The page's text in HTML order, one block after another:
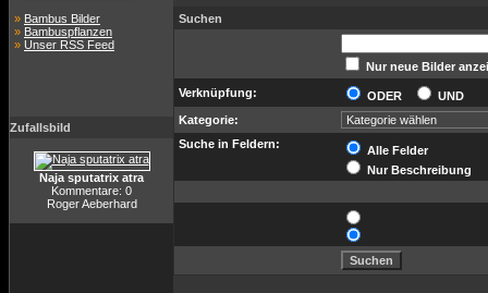
» Bambus Bilder
» Bambuspflanzen
» Unser RSS Feed
Zufallsbild
Naja sputatrix atra
Kommentare: 0
Roger Aeberhard
Suchen
Nur neue Bilder
Verknüpfung:
ODER
UND
Kategorie:
Suche in Feldern:
Alle Felder
Nur Beschreibung